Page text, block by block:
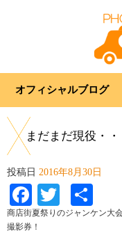
オフィシャルブログ
まだまだ現役・
投稿日 2016年8月30日
Facebook
Twitter
有
商店街夏祭りのジャンケン大
撮影券！